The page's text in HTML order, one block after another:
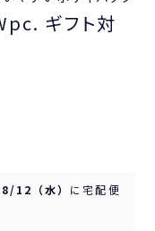
ギフト対
12（水） に宅配便